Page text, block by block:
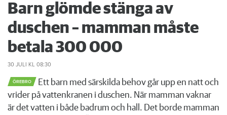
Barn glömde stänga av
duschen – mamman måste
betala 300 000
30 JULI KL 08:30
ÖREBRO
Ett barn med särskilda behov går upp en natt och
vrider på vattenkranen i duschen. När mamman vaknar
är det vatten i både badrum och hall. Det borde mamman